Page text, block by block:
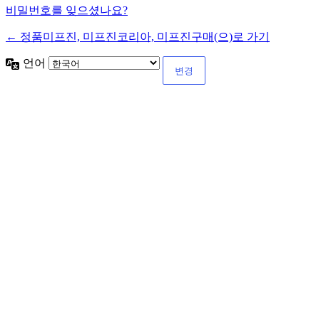
비밀번호를 잊으셨나요?
← 정품미프진, 미프진코리아, 미프진구매(으)로 가기
언어